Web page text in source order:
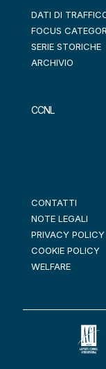
DATI DI
FOCUS
SERIE STORICHE
ARCHIVIO
CCNL
CONTATTI
NOTE LEGALI
PRIVACY POLICY
COOKIE POLICY
WELFARE